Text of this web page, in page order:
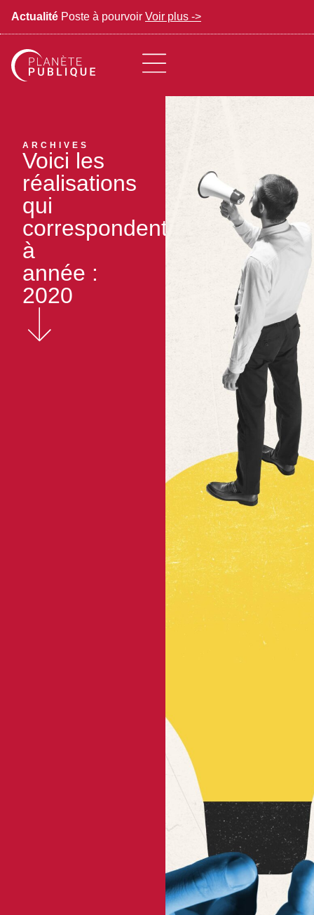
Actualité Poste à pourvoir Voir plus ->
ARCHIVES
Voici les
réalisations
qui
correspondent
à
année :
2020